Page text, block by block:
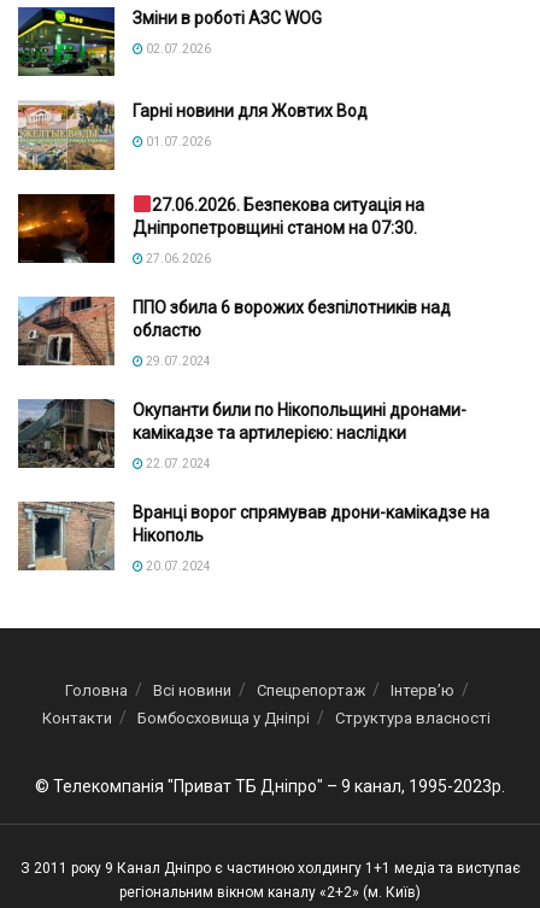
Зміни в роботі АЗС WOG
02.07.2026
Гарні новини для Жовтих Вод
01.07.2026
27.06.2026. Безпекова ситуація на
Дніпропетровщині станом на 07:30.
27.06.2026
ППО збила 6 ворожих безпілотників над
областю
29.07.2024
Окупанти били по Нікопольщині дронами-
камікадзе та артилерією: наслідки
22.07.2024
Вранці ворог спрямував дрони-камікадзе на
Нікополь
20.07.2024
Головна Всі новини Спецрепортаж
Інтерв’ю
Контакти
Бомбосховища у Дніпрі Структура власності
© Телекомпанія "Приват ТБ Дніпро" – 9 канал, 1995-2023р.
З 2011 року 9 Канал Дніпро є частиною холдингу 1+1 медіа та виступає
регіональним вікном каналу «2+2» (м. Київ)